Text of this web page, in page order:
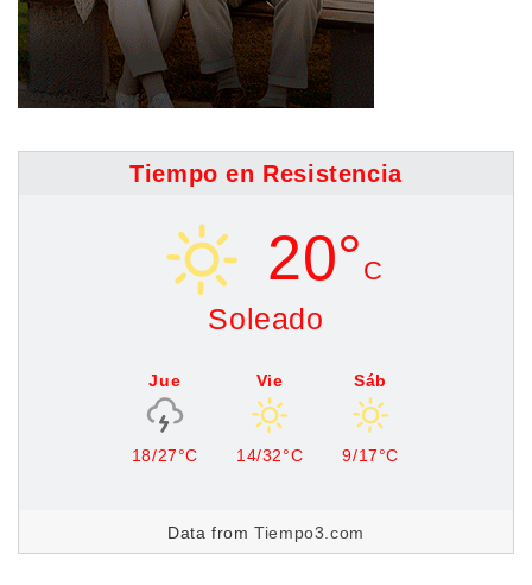
Tiempo en Resistencia
20° C
Soleado
Jue
18/27°C
Vie
14/32°C
Sáb
9/17°C
Data fromTiempo3.com